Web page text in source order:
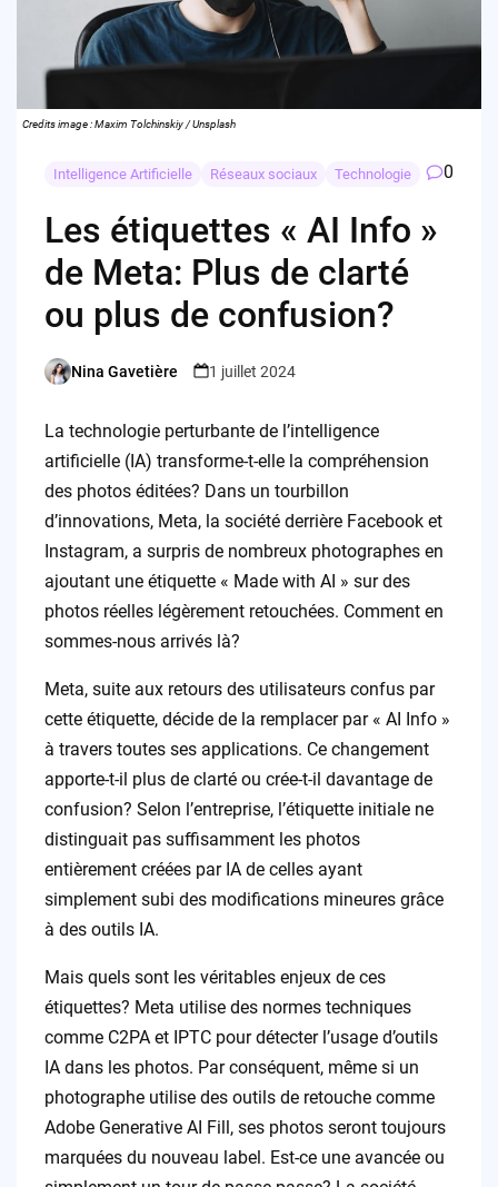
Credits image : Maxim Tolchinskiy / Unsplash
Intelligence Artificielle Réseaux sociaux Technologie 0
Les étiquettes « AI Info »
de Meta: Plus de clarté
ou plus de confusion?
Posted
Nina Gavetière 1 juillet 2024
La technologie perturbante de l’intelligence
artificielle (IA) transforme-t-elle la compréhension
des photos éditées? Dans un tourbillon
d’innovations, Meta, la société derrière Facebook et
Instagram, a surpris de nombreux photographes en
ajoutant une étiquette « Made with AI » sur des
photos réelles légèrement retouchées. Comment en
sommes-nous arrivés là?
Meta, suite aux retours des utilisateurs confus par
cette étiquette, décide de la remplacer par « AI Info »
à travers toutes ses applications. Ce changement
apporte-t-il plus de clarté ou crée-t-il davantage de
confusion? Selon l’entreprise, l’étiquette initiale ne
distinguait pas suffisamment les photos
entièrement créées par IA de celles ayant
simplement subi des modifications mineures grâce
à des outils IA.
Mais quels sont les véritables enjeux de ces
étiquettes? Meta utilise des normes techniques
comme C2PA et IPTC pour détecter l’usage d’outils
IA dans les photos. Par conséquent, même si un
photographe utilise des outils de retouche comme
Adobe Generative AI Fill, ses photos seront toujours
marquées du nouveau label. Est-ce une avancée ou